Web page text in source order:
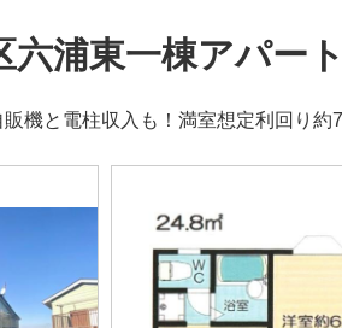
六浦東一棟アパート
機と電柱収入も！満室想定利回り約